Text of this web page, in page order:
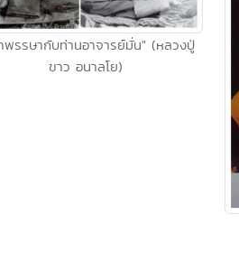
พรรษากับท่านอาจารย์มั่น" (หลวงปู่
ขาว อนาลโย)